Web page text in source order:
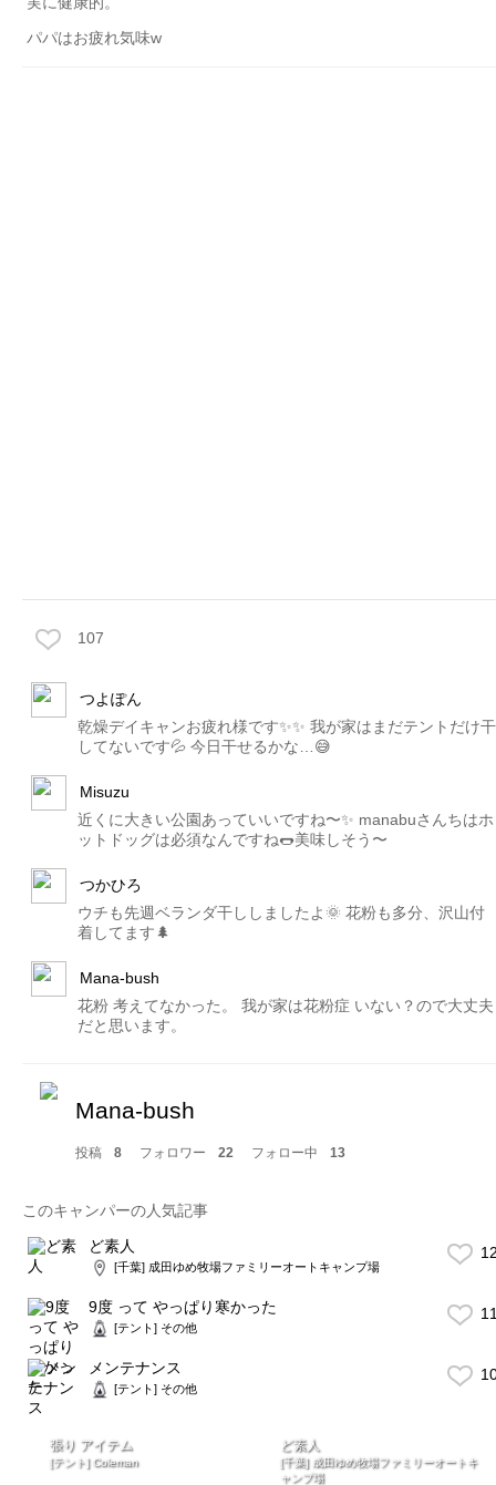
パパはお疲れ気味w
107
つよぽん
乾燥デイキャンお疲れ様です✨✨ 我が家はまだテントだけ干
してないです💦 今日干せるかな…😅
Misuzu
近くに大きい公園あっていいですね〜✨ manabuさんちはホ
ットドッグは必須なんですね🌭美味しそう〜
つかひろ
ウチも先週ベランダ干ししましたよ🌞 花粉も多分、沢山付
着してます🌲
Mana-bush
花粉 考えてなかった。 我が家は花粉症 いない？ので大丈夫
だと思います。
Mana-bush
投稿 8 フォロワー 22 フォロー中 13
このキャンパーの人気記事
ど素人
[千葉] 成田ゆめ牧場ファミリーオートキャンプ場
9度 って やっぱり寒かった
[テント] その他
メンテナンス
[テント] その他
張り アイテム
[テント] Coleman
ど素人
[千葉] 成田ゆめ牧場ファミリーオートキ
ャンプ場